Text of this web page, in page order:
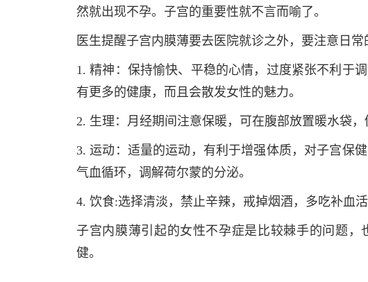
然就出现不孕。子宫的重要性就不言而喻了。
医生提醒子宫内膜薄要去医院就诊之外，要注意日常
1. 精神：保持愉快、平稳的心情，过度紧张不利于
有更多的健康，而且会散发女性的魅力。
2. 生理：月经期间注意保暖，可在腹部放置暖水袋，
3. 运动：适量的运动，有利于增强体质，对子宫保
气血循环，调解荷尔蒙的分泌。
4. 饮食:选择清淡，禁止辛辣，戒掉烟酒，多吃补血活
子宫内膜薄引起的女性不孕症是比较棘手的问题
健。